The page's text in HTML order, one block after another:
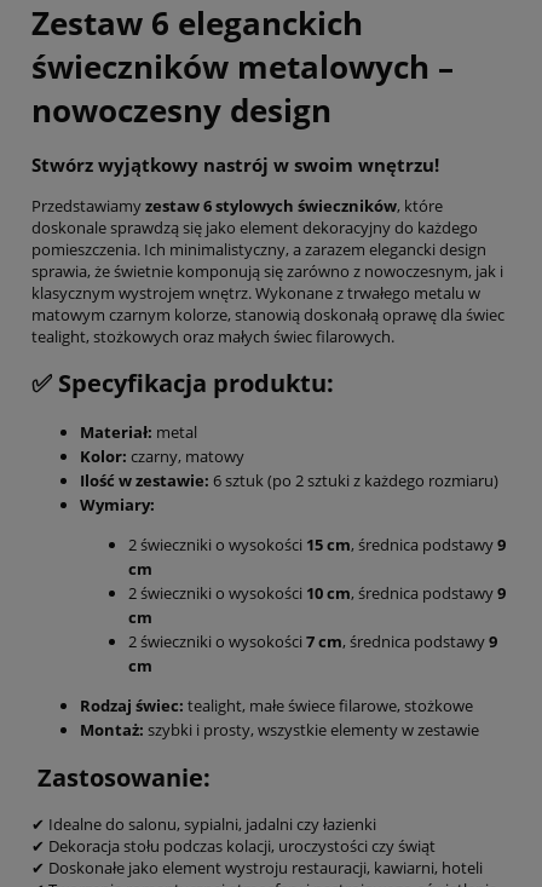
Zestaw 6 eleganckich
świeczników metalowych –
nowoczesny design
Stwórz wyjątkowy nastrój w swoim wnętrzu!
Przedstawiamyzestaw 6 stylowych świeczników, które
doskonale sprawdzą się jako element dekoracyjny do każdego
pomieszczenia. Ich minimalistyczny, a zarazem elegancki design
sprawia, że świetnie komponują się zarówno z nowoczesnym, jak i
klasycznym wystrojem wnętrz. Wykonane z trwałego metalu w
matowym czarnym kolorze, stanowią doskonałą oprawę dla świec
tealight, stożkowych oraz małych świec filarowych.
✅ Specyfikacja produktu:
Materiał: metal
Kolor: czarny, matowy
Ilość w zestawie: 6 sztuk (po 2 sztuki z każdego rozmiaru)
Wymiary:
2 świeczniki o wysokości 15 cm, średnica podstawy9
cm
2 świeczniki o wysokości 10 cm, średnica podstawy9
cm
2 świeczniki o wysokości 7 cm, średnica podstawy9
cm
Rodzaj świec: tealight, małe świece filarowe, stożkowe
Montaż: szybki i prosty, wszystkie elementy w zestawie
Zastosowanie:
✔ Idealne do salonu, sypialni, jadalni czy łazienki
✔ Dekoracja stołu podczas kolacji, uroczystości czy świąt
✔ Doskonałe jako element wystroju restauracji, kawiarni, hoteli